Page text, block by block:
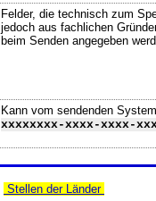
Felder, die technisch zum
jedoch aus fachlichen
beim Senden angegeben
Kann vom sendenden
xxxxxxxx-xxxx-xxxx-
Stellen der Länder